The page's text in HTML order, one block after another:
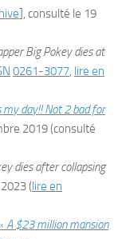
], consulté le 19
Big Pokey dies at
0261-3077, lire en
my day!! Not 2 bad for
2019(consulté
dies after collapsing
(lire en
A $23 million mansion